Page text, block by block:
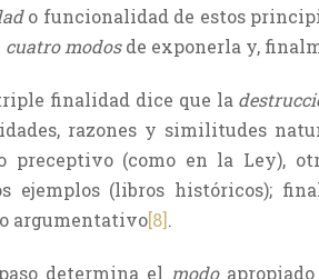
o funcionalidad de estos
cuatro modosde exponerla y,
finalidad dice que la
razones y similitudes
preceptivo (como en la Ley),
ejemplos (libros históricos);
argumentativo[8].
determina el modoapropiado